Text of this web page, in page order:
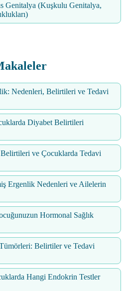
Genitalya (Kuşkulu Genitalya,
Nedenleri, Belirtileri ve Tedavi
Diyabet Belirtileri
ve Çocuklarda Tedavi
Ergenlik Nedenleri ve Ailelerin
Hormonal Sağlık
Belirtiler ve Tedavi
Hangi Endokrin Testler